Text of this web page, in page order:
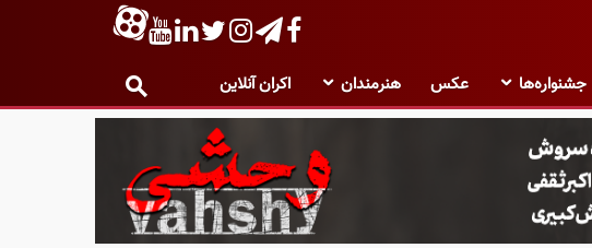
جشنواره‌ها عکس هنرمندان اکران آنلاین